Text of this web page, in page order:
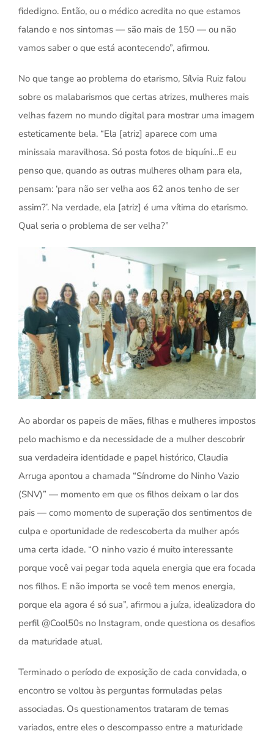
fidedigno. Então, ou o médico acredita no que estamos
falando e nos sintomas — são mais de 150 — ou não
vamos saber o que está acontecendo”, afirmou.
No que tange ao problema do etarismo, Sílvia Ruiz falou
sobre os malabarismos que certas atrizes, mulheres mais
velhas fazem no mundo digital para mostrar uma imagem
esteticamente bela. “Ela [atriz] aparece com uma
minissaia maravilhosa. Só posta fotos de biquíni…E eu
penso que, quando as outras mulheres olham para ela,
pensam: ‘para não ser velha aos 62 anos tenho de ser
assim?’. Na verdade, ela [atriz] é uma vítima do etarismo.
Qual seria o problema de ser velha?”
Ao abordar os papeis de mães, filhas e mulheres impostos
pelo machismo e da necessidade de a mulher descobrir
sua verdadeira identidade e papel histórico, Claudia
Arruga apontou a chamada “Síndrome do Ninho Vazio
(SNV)” — momento em que os filhos deixam o lar dos
pais — como momento de superação dos sentimentos de
culpa e oportunidade de redescoberta da mulher após
uma certa idade. “O ninho vazio é muito interessante
porque você vai pegar toda aquela energia que era focada
nos filhos. E não importa se você tem menos energia,
porque ela agora é só sua”, afirmou a juíza, idealizadora do
perfil @Cool50s no Instagram, onde questiona os desafios
da maturidade atual.
Terminado o período de exposição de cada convidada, o
encontro se voltou às perguntas formuladas pelas
associadas. Os questionamentos trataram de temas
variados, entre eles o descompasso entre a maturidade